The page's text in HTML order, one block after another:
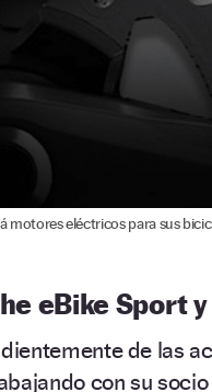
motores eléctricos para sus
eBike Sport
de las
con su